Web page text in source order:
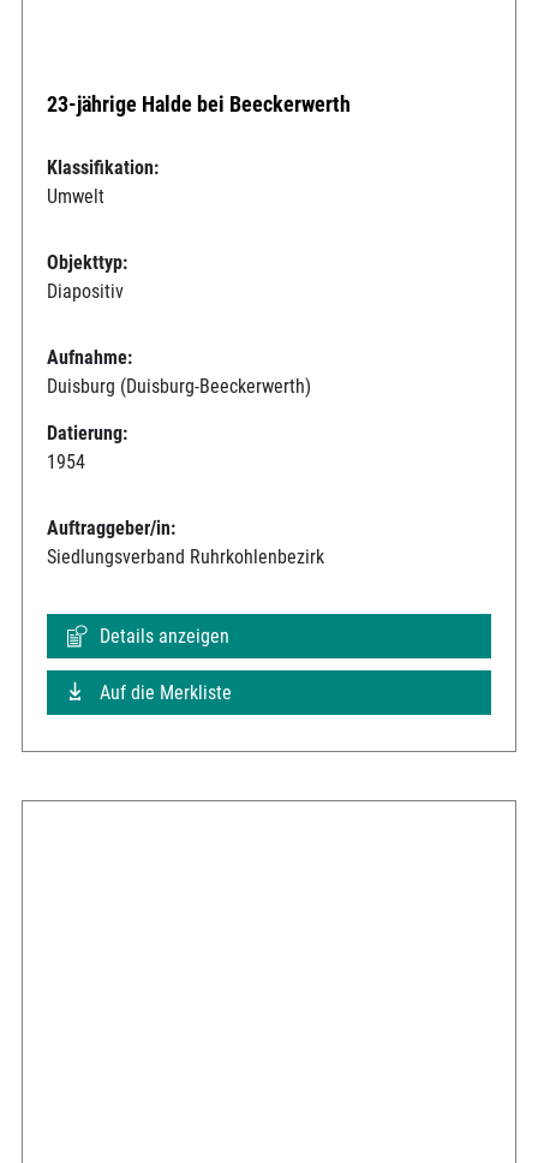
23-jährige Halde bei Beeckerwerth
Klassifikation:
Umwelt
Objekttyp:
Diapositiv
Aufnahme:
Duisburg (Duisburg-Beeckerwerth)
Datierung:
1954
Auftraggeber/in:
Siedlungsverband Ruhrkohlenbezirk
Details anzeigen
Auf die Merkliste